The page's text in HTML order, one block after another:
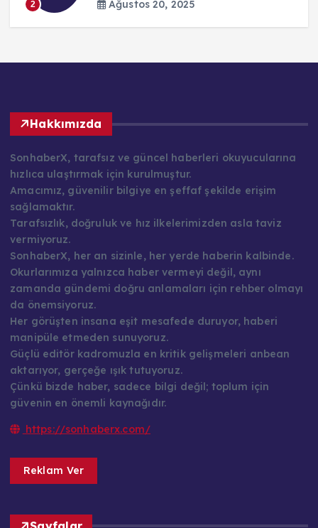
2 Ağustos 20, 2025
Hakkımızda
SonhaberX, tarafsız ve güncel haberleri okuyucularına
hızlıca ulaştırmak için kurulmuştur.
Amacımız, güvenilir bilgiye en şeffaf şekilde erişim
sağlamaktır.
Tarafsızlık, doğruluk ve hız ilkelerimizden asla taviz
vermiyoruz.
SonhaberX, her an sizinle, her yerde haberin kalbinde.
Okurlarımıza yalnızca haber vermeyi değil, aynı
zamanda gündemi doğru anlamaları için rehber olmayı
da önemsiyoruz.
Her görüşten insana eşit mesafede duruyor, haberi
manipüle etmeden sunuyoruz.
Güçlü editör kadromuzla en kritik gelişmeleri anbean
aktarıyor, gerçeğe ışık tutuyoruz.
Çünkü bizde haber, sadece bilgi değil; toplum için
güvenin en önemli kaynağıdır.
https://sonhaberx.com/
Reklam Ver